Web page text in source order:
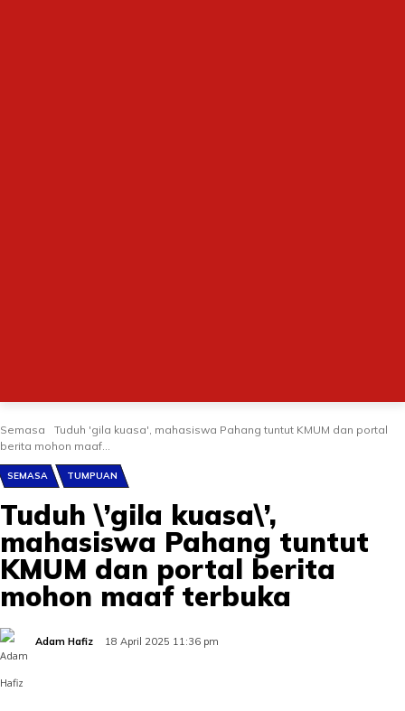
Semasa
Tuduh 'gila kuasa', mahasiswa Pahang tuntut KMUM dan portal
berita mohon maaf...
SEMASA TUMPUAN
Tuduh \’gila kuasa\’,
mahasiswa Pahang tuntut
KMUM dan portal berita
mohon maaf terbuka
Adam Hafiz 18 April 2025 11:36 pm